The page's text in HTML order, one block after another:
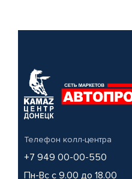
Телефон колл-центра
+7 949 00-00-550
Пн-Вс с 9.00 до 18.00